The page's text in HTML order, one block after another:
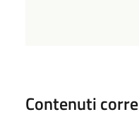
Contenuti